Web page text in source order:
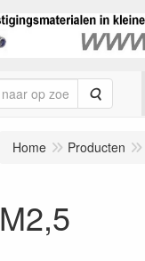
Zoeken
Home Producten
M2,5